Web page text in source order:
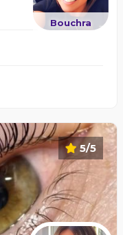
Bouchra
5/5